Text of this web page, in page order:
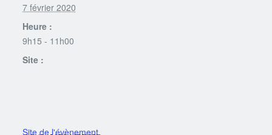
7 février 2020
Heure :
9h15 - 11h00
Site :